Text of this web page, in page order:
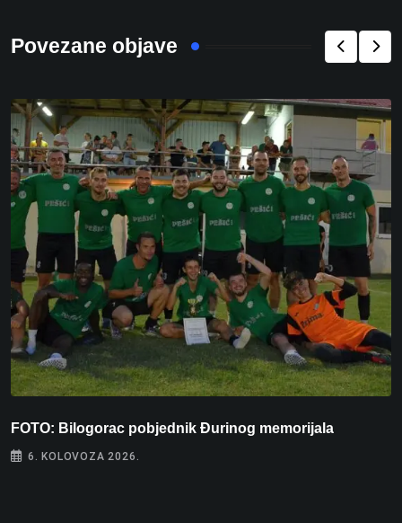
Povezane objave
FOTO: Bilogorac pobjednik Đurinog memorijala
6. KOLOVOZA 2026.